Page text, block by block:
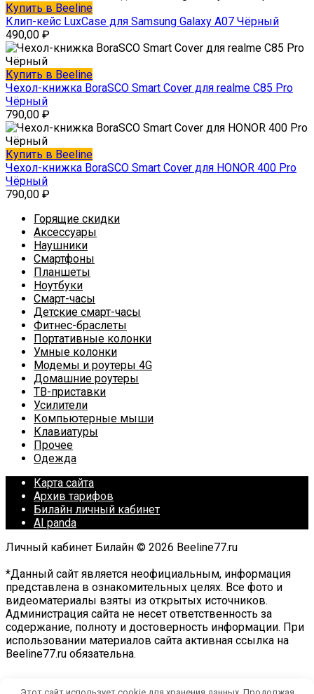
Купить в Beeline
Клип-кейс LuxCase для Samsung Galaxy A07 Чёрный
490,00 ₽
Купить в Beeline
Чехол-книжка BoraSCO Smart Cover для realme C85 Pro
Чёрный
790,00 ₽
Купить в Beeline
Чехол-книжка BoraSCO Smart Cover для HONOR 400 Pro
Чёрный
790,00 ₽
Горящие скидки
Аксессуары
Наушники
Смартфоны
Планшеты
Ноутбуки
Смарт-часы
Детские смарт-часы
Фитнес-браслеты
Портативные колонки
Умные колонки
Модемы и роутеры 4G
Домашние роутеры
ТВ-приставки
Усилители
Компьютерные мыши
Клавиатуры
Прочее
Одежда
Карта сайта
Архив тарифов
Билайн личный кабинет
AI panda
Личный кабинет Билайн © 2026 Beeline77.ru
*Данный сайт является неофициальным, информация
представлена в ознакомительных целях. Все фото и
видеоматериалы взяты из открытых источников.
Администрация сайта не несет ответственность за
содержание, полноту и достоверность информации. При
использовании материалов сайта активная ссылка на
Beeline77.ru обязательна.